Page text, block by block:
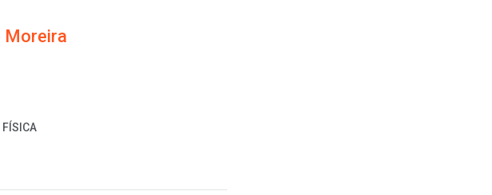
Moreira
FÍSICA